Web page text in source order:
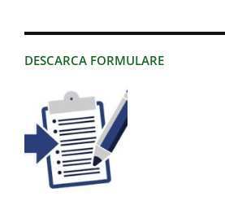
DESCARCA FORMULARE